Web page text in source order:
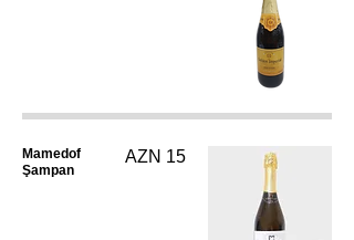
Mamedof
Şampan
AZN 15